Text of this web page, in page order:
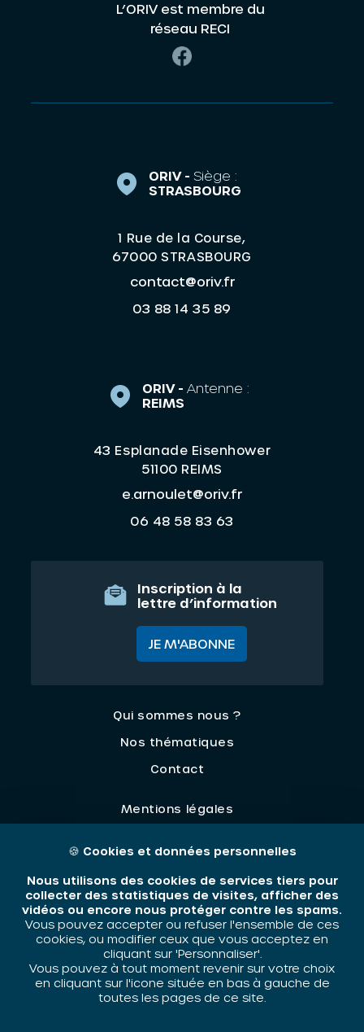
L’ORIV est membre du
réseau RECI
ORIV - Siège :
STRASBOURG
1 Rue de la Course,
67000 STRASBOURG
contact@oriv.fr
03 88 14 35 89
ORIV - Antenne :
REIMS
43 Esplanade Eisenhower
51100 REIMS
e.arnoulet@oriv.fr
06 48 58 83 63
Inscription à la
lettre d’information
JE M'ABONNE
Qui sommes nous ?
Nos thématiques
Contact
Mentions légales
🍪 Cookies et données personnelles
Nous utilisons des cookies de services tiers pour
collecter des statistiques de visites, afficher des
vidéos ou encore nous protéger contre les spams.
Vous pouvez accepter ou refuser l'ensemble de ces
cookies, ou modifier ceux que vous acceptez en
cliquant sur 'Personnaliser'.
Vous pouvez à tout moment revenir sur votre choix
en cliquant sur l'icone située en bas à gauche de
toutes les pages de ce site.